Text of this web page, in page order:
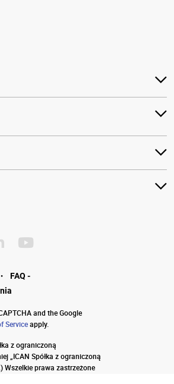
·
FAQ -
and the Google
Serviceapply.
z ograniczoną
„ICAN Spółka z ograniczoną
Wszelkie prawa zastrzeżone